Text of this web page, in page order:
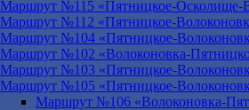
Маршрут №115 «Пятницкое-Осколище-
Маршрут №112 «Пятницкое-
Маршрут №104 «Пятницкое-
Маршрут №102 «Волоконовка-
Маршрут №103 «Пятницкое-
Маршрут №105 «Пятницкое-
Маршрут №106 «Волоконовка-